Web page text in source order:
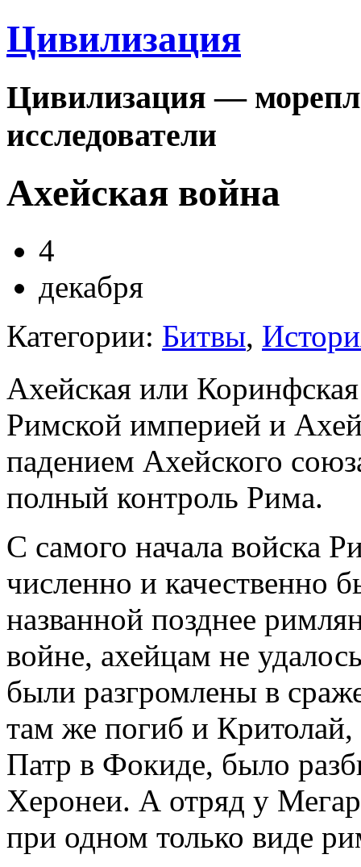
Цивилизация
Цивилизация —
исследователи
Ахейская война
4
декабря
Категории: Битвы,
Ахейская или
Римской империей и
падением Ахейского
полный контроль Рима.
С самого начала войска
численно и качественно
названной позднее
войне, ахейцам не
были разгромлены в
там же погиб и Критолай,
Патр в Фокиде, было
Херонеи. А отряд у
при одном только виде